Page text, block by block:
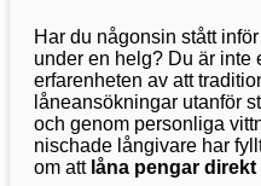
Har du någonsin stått
under en helg? Du är inte
erfarenheten av att
låneansökningar utanför
och genom personliga
nischade långivare har
om att låna pengar direkt